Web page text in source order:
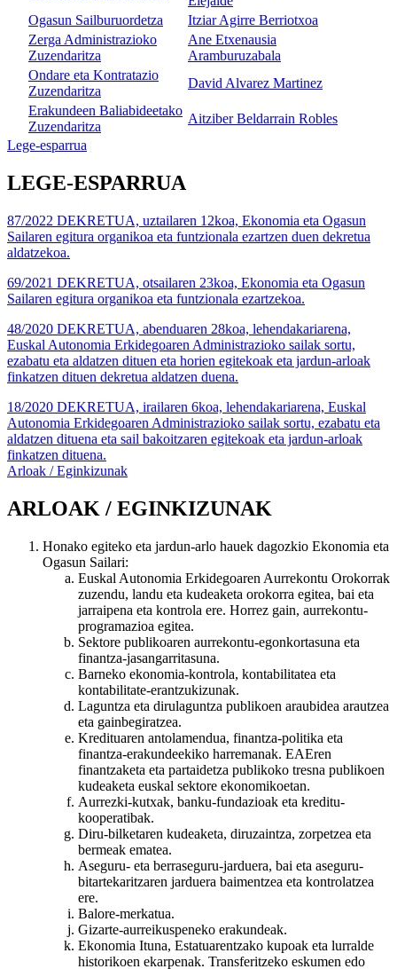
Ogasun Sailburuordetza
Itziar Agirre Berriotxoa
Zerga Administrazioko
Zuzendaritza
Ane Etxenausia
Aramburuzabala
Ondare eta Kontratazio
Zuzendaritza
David Alvarez Martinez
Erakundeen Baliabideetako
Zuzendaritza
Aitziber Beldarrain Robles
Lege-esparrua
LEGE-ESPARRUA
87/2022 DEKRETUA, uztailaren 12koa, Ekonomia eta Ogasun
Sailaren egitura organikoa eta funtzionala ezartzen duen dekretua
aldatzekoa.
69/2021 DEKRETUA, otsailaren 23koa, Ekonomia eta Ogasun
Sailaren egitura organikoa eta funtzionala ezartzekoa.
48/2020 DEKRETUA, abenduaren 28koa, lehendakariarena,
Euskal Autonomia Erkidegoaren Administrazioko sailak sortu,
ezabatu eta aldatzen dituen eta horien egitekoak eta jardun-arloak
finkatzen dituen dekretua aldatzen duena.
18/2020 DEKRETUA, irailaren 6koa, lehendakariarena, Euskal
Autonomia Erkidegoaren Administrazioko sailak sortu, ezabatu eta
aldatzen dituena eta sail bakoitzaren egitekoak eta jardun-arloak
finkatzen dituena.
Arloak / Eginkizunak
ARLOAK / EGINKIZUNAK
Honako egiteko eta jardun-arlo hauek dagozkio Ekonomia eta
Ogasun Sailari:
Euskal Autonomia Erkidegoaren Aurrekontu Orokorrak
zuzendu, landu eta kudeaketa orokorra egitea, bai eta
jarraipena eta kontrola ere. Horrez gain, aurrekontu-
programazioa egitea.
Sektore publikoaren aurrekontu-egonkortasuna eta
finantza-jasangarritasuna.
Barneko ekonomia-kontrola, kontabilitatea eta
kontabilitate-erantzukizunak.
Laguntza eta dirulaguntza publikoen araubidea arautzea
eta gainbegiratzea.
Kredituaren antolamendua, finantza-politika eta
finantza-erakundeekiko harremanak. EAEren
finantzaketa eta partaidetza publikoko tresna publikoen
kudeaketa euskal sektore ekonomikoetan.
Aurrezki-kutxak, banku-fundazioak eta kreditu-
kooperatibak.
Diru-bilketaren kudeaketa, diruzaintza, zorpetzea eta
bermeak ematea.
Aseguru- eta berraseguru-jarduera, bai eta aseguru-
bitartekaritzaren jarduera baimentzea eta kontrolatzea
ere.
Balore-merkatua.
Gizarte-aurreikuspeneko erakundeak.
Ekonomia Ituna, Estatuarentzako kupoak eta lurralde
historikoen ekarpenak. Transferitzeko eskumen edo